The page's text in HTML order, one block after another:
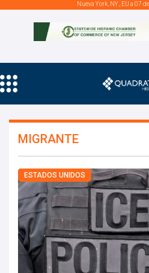
Nueva York, NY., EU a 07
MIGRANTE
ESTADOS UNIDOS